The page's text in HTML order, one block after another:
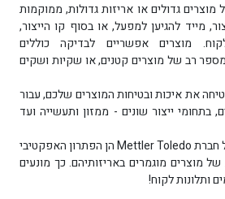
גדולים או אריזות גדולות, ממוקמות
מייד להגיען למפעל, או בסוף קו הייצור,
מוצרים אפשריים לבדיקה כוללים
רב של מוצרים קטנים, או שקיות ושקים
את איכות ובטיחות המוצרים שלכם, עבור
בתחומי ייצור שונים - ממזון ותעשייה ועד
מערכות הבדיקה ברנטגן של חברת Mettler Toledo הן הפתרון האפקטיבי
מוצרים מוגמרים באריזותיהם. כך מונעים